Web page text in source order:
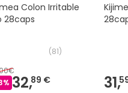
Colon Irritable
28caps
(81)
% 32,89 € 31,